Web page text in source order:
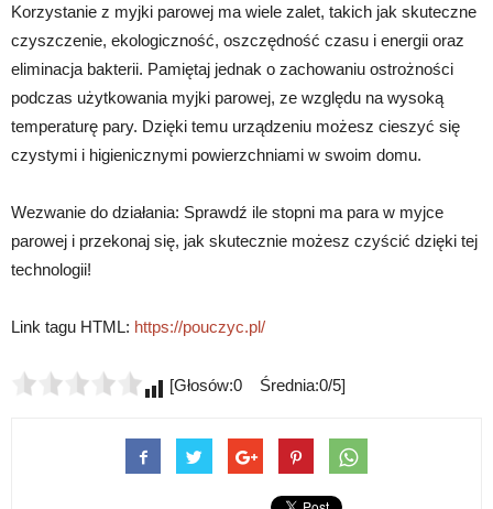
Korzystanie z myjki parowej ma wiele zalet, takich jak skuteczne
czyszczenie, ekologiczność, oszczędność czasu i energii oraz
eliminacja bakterii. Pamiętaj jednak o zachowaniu ostrożności
podczas użytkowania myjki parowej, ze względu na wysoką
temperaturę pary. Dzięki temu urządzeniu możesz cieszyć się
czystymi i higienicznymi powierzchniami w swoim domu.
Wezwanie do działania: Sprawdź ile stopni ma para w myjce
parowej i przekonaj się, jak skutecznie możesz czyścić dzięki tej
technologii!
Link tagu HTML: https://pouczyc.pl/
[Głosów:0 Średnia:0/5]